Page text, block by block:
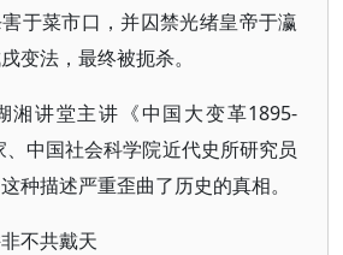
于菜市口，并囚禁光绪皇帝于瀛
变法，最终被扼杀。
湘讲堂主讲《中国大变革1895-
中国社会科学院近代史所研究员
种描述严重歪曲了历史的真相。
不共戴天